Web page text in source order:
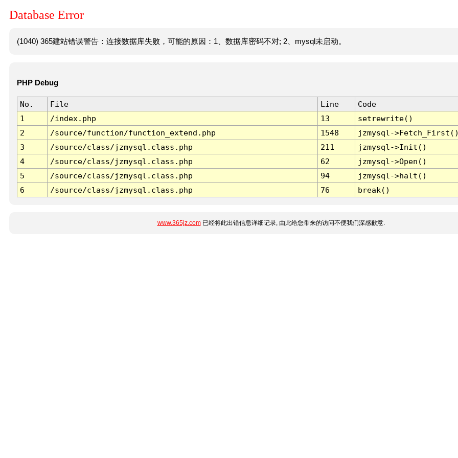
Database Error
(1040) 365建站错误警告：连接数据库失败，可能的原因：1、数据库密码不对; 2、mysql未启动。
PHP Debug
No. File Line
Code
1
/index.php 13
setrewrite()
2
/source/function/function_extend.php 1548
jzmysql-
3
/source/class/jzmysql.class.php 211
jzmysql->Init()
4
/source/class/jzmysql.class.php 62
jzmysql->Open()
5
/source/class/jzmysql.class.php 94
jzmysql->halt()
6
/source/class/jzmysql.class.php 76 break()
www.365jz.com已经将此出错信息详细记录, 由此给您带来的访问不便我们深感歉意.